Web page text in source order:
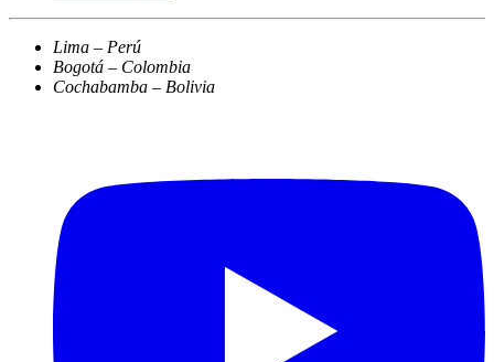
Lima – Perú
Bogotá – Colombia
Cochabamba – Bolivia